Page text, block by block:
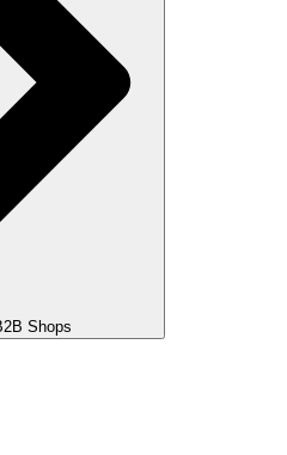
Shops